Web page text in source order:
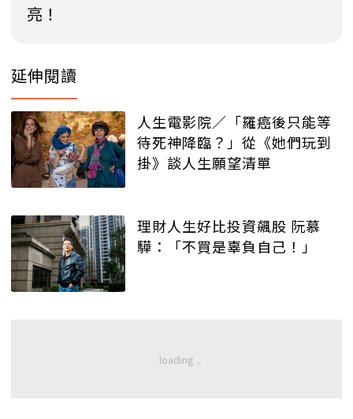
亮！
延伸閱讀
人生電影院／「羅癌後只能等
待死神降臨？」從《她們玩到
掛》談人生願望清單
理財人生好比投資飆股 阮慕
驊：「不買是辜負自己！」